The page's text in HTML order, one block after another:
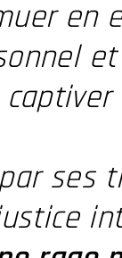
en
ses